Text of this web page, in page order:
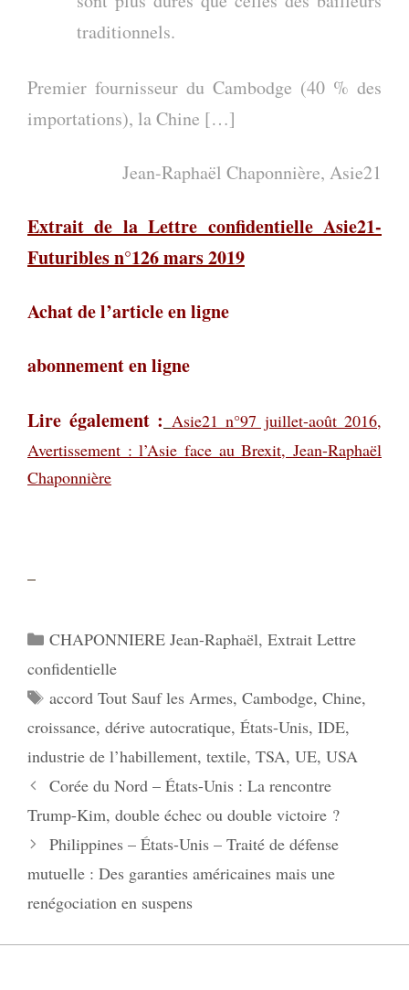
traditionnels.
Premier fournisseur du Cambodge (40 % des
importations), la Chine […]
Jean-Raphaël Chaponnière, Asie21
Extrait de la Lettre confidentielle Asie21-
Futuribles n°126 mars 2019
Achat de l’article en ligne
abonnement en ligne
Lire également : Asie21 n°97 juillet-août 2016,
Avertissement : l’Asie face au Brexit, Jean-Raphaël
Chaponnière
–
Catégories
CHAPONNIERE Jean-Raphaël, Extrait Lettre
confidentielle
Étiquettes
accord Tout Sauf les Armes, Cambodge, Chine,
croissance, dérive autocratique, États-Unis, IDE,
industrie de l’habillement, textile, TSA, UE, USA
Corée du Nord – États-Unis : La rencontre
Trump-Kim, double échec ou double victoire ?
Philippines – États-Unis – Traité de défense
mutuelle : Des garanties américaines mais une
renégociation en suspens